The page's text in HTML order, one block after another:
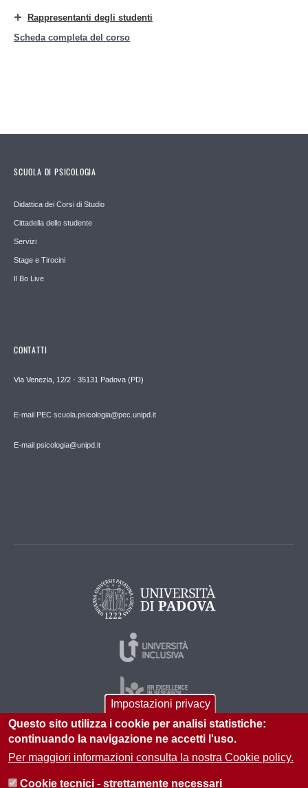
Rappresentanti degli studenti
Scheda completa del corso
SCUOLA DI PSICOLOGIA
Didattica dei Corsi di Studio
Cittadella dello studente
Servizi
Stage e Tirocini
Il Bo Live
CONTATTI
Via Venezia, 12/2 - 35131 Padova (PD)
E-mail PEC scuola.psicologia@pec.unipd.it
E-mail psicologia@unipd.it
Impostazioni privacy
Questo sito utilizza i cookie per analisi statistiche:
continuando la navigazione ne accetti l'uso.
Per maggiori informazioni consulta la nostra Cookie policy.
Cookie tecnici - strettamente necessari